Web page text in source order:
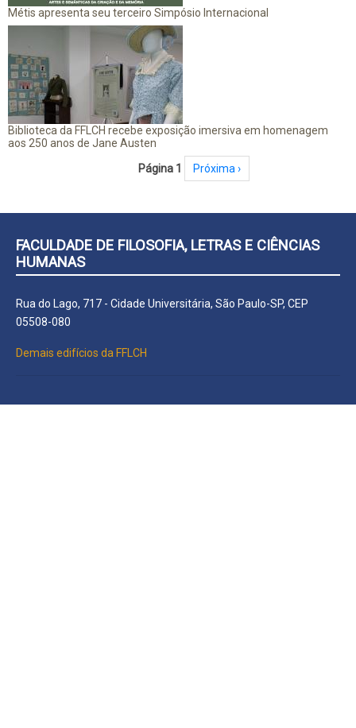
Métis apresenta seu terceiro Simpósio Internacional
Biblioteca da FFLCH recebe exposição imersiva em homenagem
aos 250 anos de Jane Austen
Página 1 Próxima página
Próxima ›
FACULDADE DE FILOSOFIA, LETRAS E CIÊNCIAS
HUMANAS
Rua do Lago, 717 - Cidade Universitária, São Paulo-SP, CEP
05508-080
Demais edifícios da FFLCH